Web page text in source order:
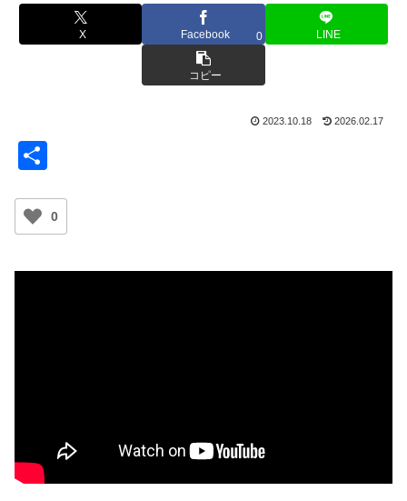
X Facebook 0 LINE
コピー
2023.10.18 2026.02.17
0